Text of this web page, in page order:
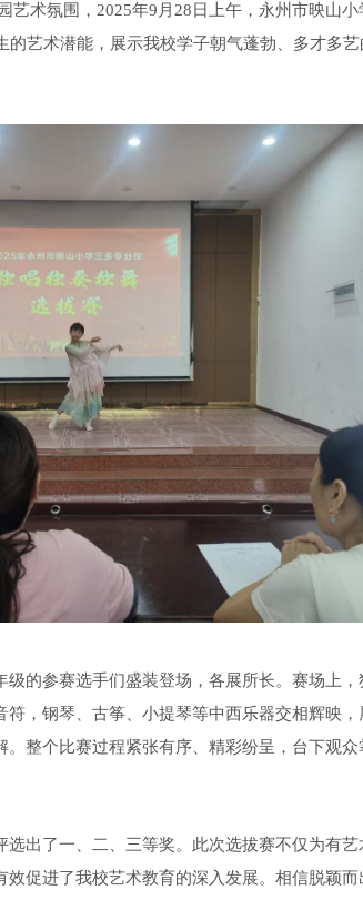
艺术氛围，2025年9月28日上午，永州市映山
的艺术潜能，展示我校学子朝气蓬勃、多才多
级的参赛选手们盛装登场，各展所长。赛场上
，钢琴、古筝、小提琴等中西乐器交相辉映
整个比赛过程紧张有序、精彩纷呈，台下观
出了一、二、三等奖。此次选拔赛不仅为有
促进了我校艺术教育的深入发展。相信脱颖